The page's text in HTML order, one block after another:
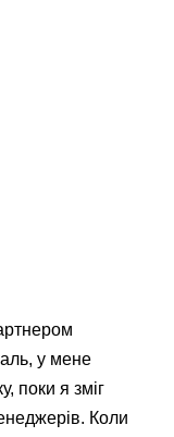
у мене
поки я зміг
Коли